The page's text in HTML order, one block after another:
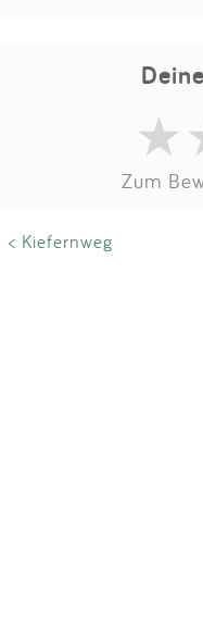
Zum
< Kiefernweg